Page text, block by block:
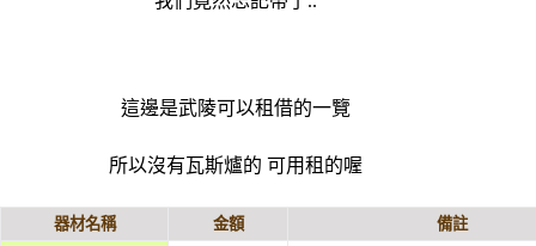
這邊是武陵可以租借的一覽
所以沒有瓦斯爐的 可用租的喔
器材名稱 金額
備註